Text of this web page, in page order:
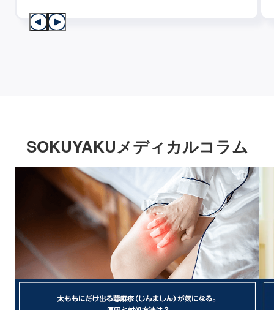
SOKUYAKUメディカルコラム